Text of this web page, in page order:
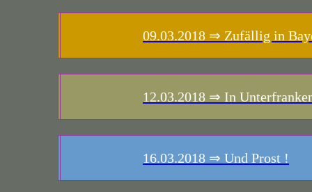
09.03.2018 ⇒ Zufällig in
12.03.2018 ⇒ In
16.03.2018 ⇒ Und Prost !